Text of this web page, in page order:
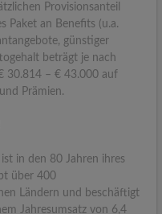
Provisionsanteil
Paket an Benefits (u.a.
günstiger
beträgt je nach
30.814 – € 43.000 auf
Prämien.
in den 80 Jahren ihres
über 400
Ländern und beschäftigt
Jahresumsatz von 6,4